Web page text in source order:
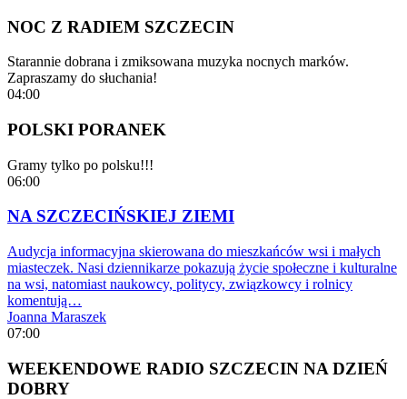
NOC Z RADIEM SZCZECIN
Starannie dobrana i zmiksowana muzyka nocnych marków.
Zapraszamy do słuchania!
04:00
POLSKI PORANEK
Gramy tylko po polsku!!!
06:00
NA SZCZECIŃSKIEJ ZIEMI
Audycja informacyjna skierowana do mieszkańców wsi i małych
miasteczek. Nasi dziennikarze pokazują życie społeczne i kulturalne
na wsi, natomiast naukowcy, politycy, związkowcy i rolnicy
komentują…
Joanna Maraszek
07:00
WEEKENDOWE RADIO SZCZECIN NA DZIEŃ
DOBRY